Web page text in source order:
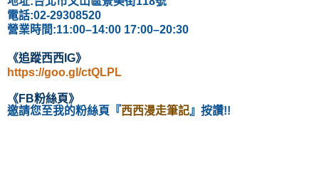
電話:02-29308520
營業時間:11:00–14:00 17:00–20:30
《追蹤西西IG》
https://goo.gl/ctQLPL
《FB粉絲頁》
邀請您至我的粉絲頁
『西西漫走筆記』按讚!!